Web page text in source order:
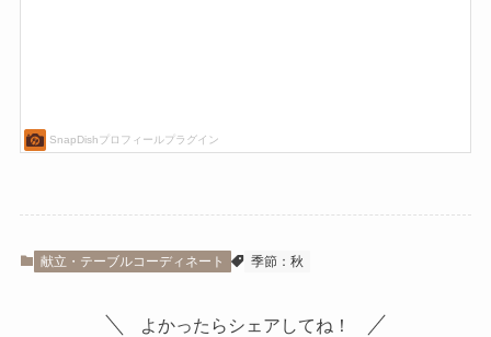
献立・テーブルコーディネート 季節：秋
よかったらシェアしてね！